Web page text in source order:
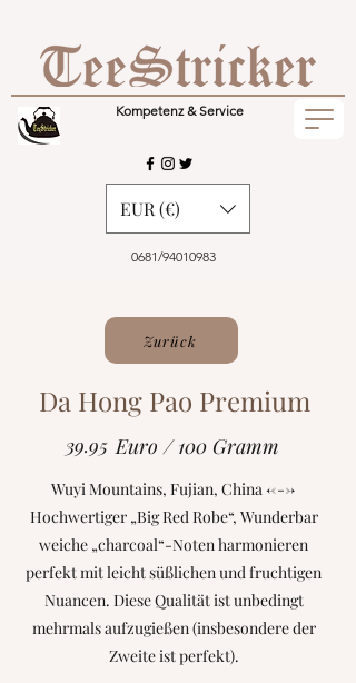
Kompetenz & Service
0681/94010983
EUR (€)
Zurück
Da Hong Pao Premium
39.95 Euro / 100 Gramm
Wuyi Mountains, Fujian, China <--->
Hochwertiger „Big Red Robe“, Wunderbar
weiche „charcoal“-Noten harmonieren
perfekt mit leicht süßlichen und fruchtigen
Nuancen. Diese Qualität ist unbedingt
mehrmals aufzugießen (insbesondere der
Zweite ist perfekt).